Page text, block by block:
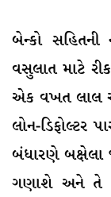
બેન્કો સહિતની
વસુલાત માટે
એક વખત લાલ
લોન-ડિફોલ્ટર
બંધારણે બક્ષેલા
ગણાશે અને તે